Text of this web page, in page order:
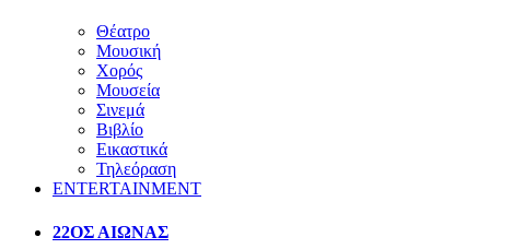
Θέατρο
Μουσική
Χορός
Μουσεία
Σινεμά
Βιβλίο
Εικαστικά
Τηλεόραση
ENTERTAINMENT
22ΟΣ ΑΙΩΝΑΣ